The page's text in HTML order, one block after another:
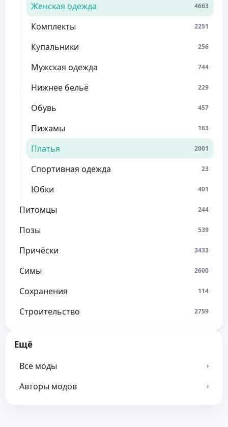
Женская одежда 4663
Комплекты 2251
Купальники 256
Мужская одежда 744
Нижнее бельё 229
Обувь 457
Пижамы 163
Платья 2001
Спортивная одежда 23
Юбки 401
Питомцы 244
Позы 539
Причёски 3433
Симы 2600
Сохранения 114
Строительство 2759
Ещё
Все моды ›
Авторы модов ›